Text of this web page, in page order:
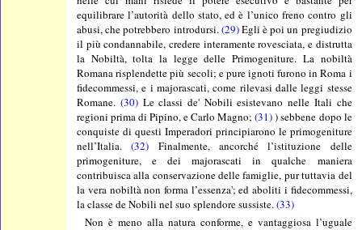
equilibrare l’autorità dello stato, ed è l’unico freno contro gli
abusi, che potrebbero introdursi.(29)Egli è poi un pregiudizio
il più condannabile, credere interamente rovesciata, e distrutta
la Nobiltà, tolta la legge delle Primogeniture. La nobiltà
Romana risplendette più secoli; e pure ignoti furono in Roma i
fidecommessi, e i majorascati, come rilevasi dalle leggi stesse
Romane. (30)Le classi de' Nobili esistevano nelle Itali che
regioni prima di Pipino, e Carlo Magno;(31)) sebbene dopo le
conquiste di questi Imperadori principiarono le primogeniture
nell’Italia.(32) Finalmente, ancorché l’istituzione delle
primogeniture, e dei majorascati in qualche maniera
contribuisca alla conservazione delle famiglie, pur tuttavia del
la vera nobiltà non forma l’essenza'; ed aboliti i fidecommessi,
la classe de Nobili nel suo splendore sussiste.(33)
Non è meno alla natura conforme, e vantaggiosa l’uguale